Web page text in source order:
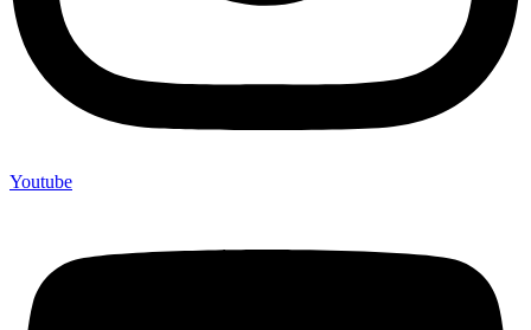
Youtube